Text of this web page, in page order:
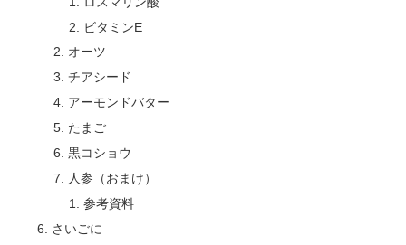
ビタミンE
オーツ
チアシード
アーモンドバター
たまご
黒コショウ
人参（おまけ）
参考資料
さいごに